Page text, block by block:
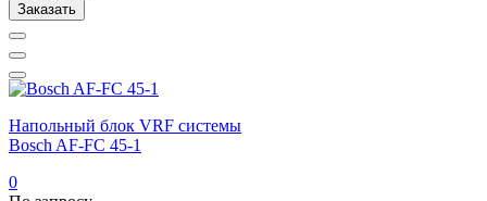
Заказать
Напольный блок VRF системы
Bosch AF-FC 45-1
0